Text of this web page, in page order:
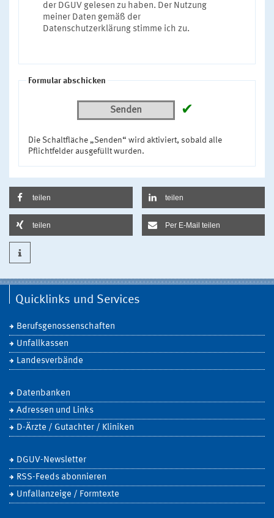
der DGUV gelesen zu haben. Der Nutzung
meiner Daten gemäß der
Datenschutzerklärung stimme ich zu.
Formular abschicken
Senden ✔
Die Schaltfläche „Senden“ wird aktiviert, sobald alle
Pflichtfelder ausgefüllt wurden.
teilen teilen
teilen Per E-Mail teilen
Quicklinks und Services
Berufsgenossenschaften
Unfallkassen
Landesverbände
Datenbanken
Adressen und Links
D-Ärzte / Gutachter / Kliniken
DGUV-Newsletter
RSS-Feeds abonnieren
Unfallanzeige / Formtexte